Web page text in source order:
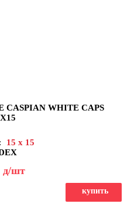
CASPIAN WHITE CAPS
15 x 15
д/шт
купить